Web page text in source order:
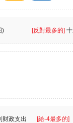
) [反對最多的]
财政支出
[給-4最多的]